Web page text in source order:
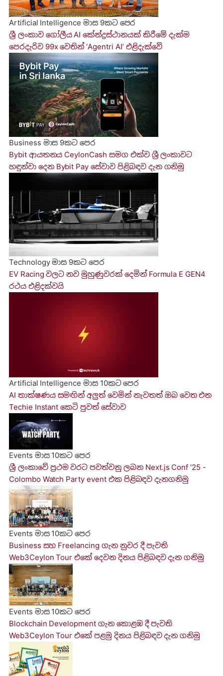
Artificial Intelligence මාස 9කට පෙර
ශ්‍රී ලංකාව ගෝලීය AI කේන්ද්‍රස්ථානයක් කිරීමේ දැක්ම
පෙරදැරිව 99x වෙතින් ‘Agentri AI’ එළිදැක්වේ
Business මාස 9කට පෙර
Bybit ආයතනය CeylonCash සමග එක්ව ශ්‍රී ලංකාවට
හඳුන්වා දෙන Bybit Pay සේවාව පිළිබඳව දැන ගනි​මු
Technology මාස 9කට පෙර
EV Racing වලට නව මුහුණුවරක් දෙමින් Formula E GEN4
රථය එළිදක්වයි
Artificial Intelligence මාස 10කට පෙර
AI තාක්ෂණය සමඟින් අලුත් වෙමින් නැවතත් ඔබ වෙත එන
Techie Instant කෙටි පුවත් සේවාව
Events මාස 10කට පෙර
ශ්‍රී ලංකාවේ ප්‍රථම වරට පවත්වනු ලබ​න Next.js Conf '25 -
Colombo Watch Party event එක පිළිබඳව දැනගනිමු
Events මාස 10කට පෙර
Business සහ Freelancing ගැ​න නුවර ​දී පැවති
Web3Ceylon Tour එකේ දෙව​න දිනය පිළිබඳව දැන ගනි​මු
Events මාස 10කට පෙර
Blockchain Development ගැ​න කොළඹ ​දී පැවති
Web3Ceylon Tour එකේ පළමු දිනය පිළිබඳව දැන ගනි​මු